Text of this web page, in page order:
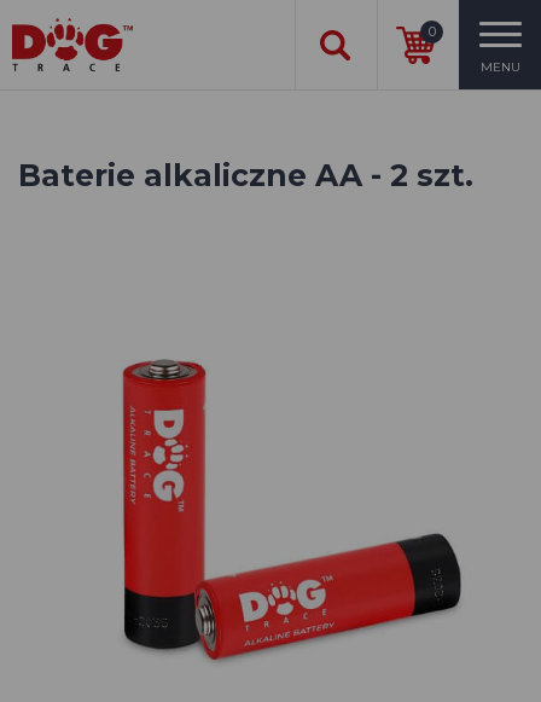
0
MENU
Baterie alkaliczne AA - 2 szt.